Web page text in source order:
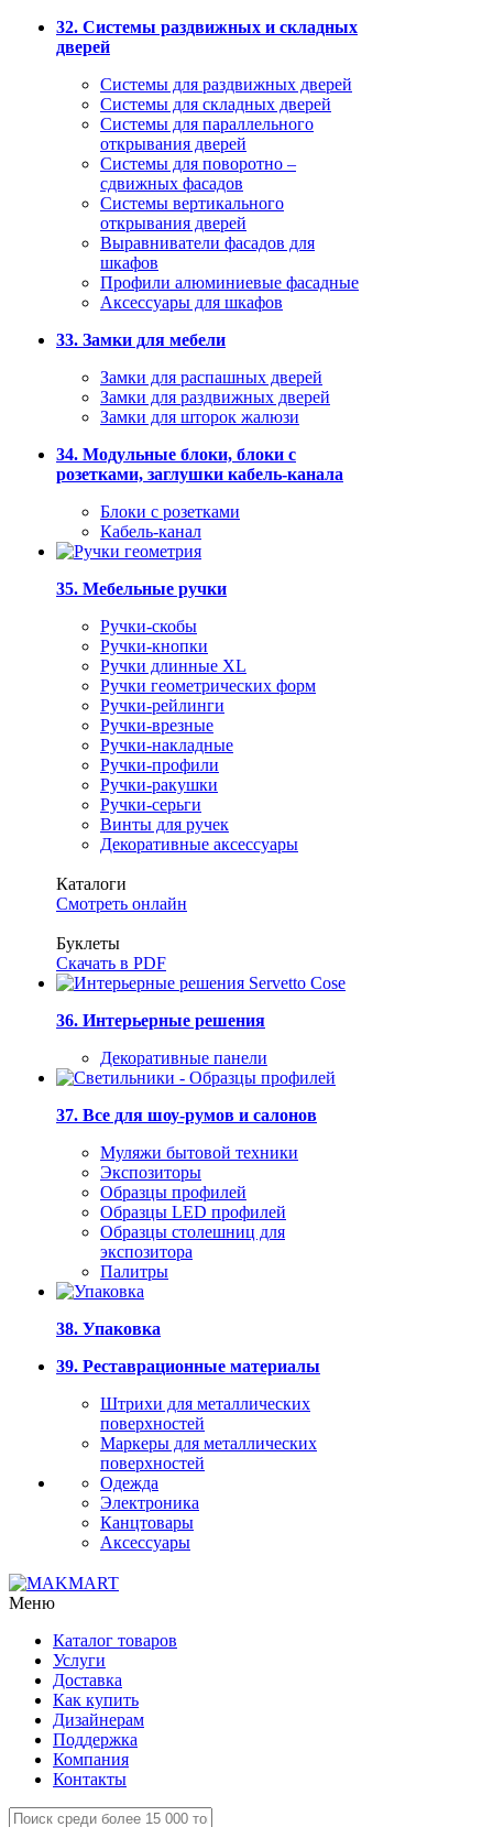
32. Системы раздвижных и складных
дверей
Системы для раздвижных дверей
Системы для складных дверей
Системы для параллельного
открывания дверей
Системы для поворотно –
сдвижных фасадов
Системы вертикального
открывания дверей
Выравниватели фасадов для
шкафов
Профили алюминиевые фасадные
Аксессуары для шкафов
33. Замки для мебели
Замки для распашных дверей
Замки для раздвижных дверей
Замки для шторок жалюзи
34. Модульные блоки, блоки с
розетками, заглушки кабель-канала
Блоки с розетками
Кабель-канал
35. Мебельные ручки
Ручки-скобы
Ручки-кнопки
Ручки длинные XL
Ручки геометрических форм
Ручки-рейлинги
Ручки-врезные
Ручки-накладные
Ручки-профили
Ручки-ракушки
Ручки-серьги
Винты для ручек
Декоративные аксессуары
Каталоги
Смотреть онлайн
Буклеты
Скачать в PDF
36. Интерьерные решения
Декоративные панели
37. Все для шоу-румов и салонов
Муляжи бытовой техники
Экспозиторы
Образцы профилей
Образцы LED профилей
Образцы столешниц для
экспозитора
Палитры
38. Упаковка
39. Реставрационные материалы
Штрихи для металлических
поверхностей
Маркеры для металлических
поверхностей
Одежда
Электроника
Канцтовары
Аксессуары
Меню
Каталог товаров
Услуги
Доставка
Как купить
Дизайнерам
Поддержка
Компания
Контакты